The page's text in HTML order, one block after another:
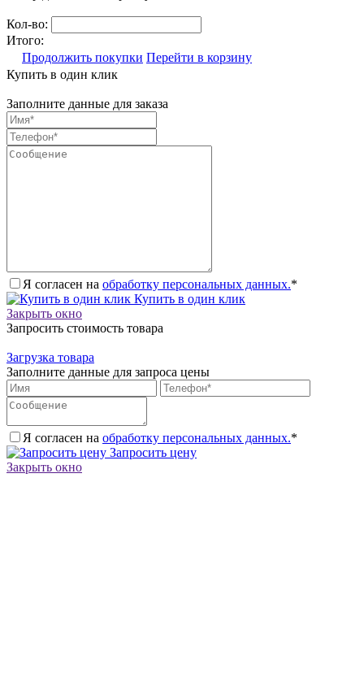
Кол-во:
Итого:
Продолжить покупки Перейти в корзину
Купить в один клик
Заполните данные для заказа
Я согласен на обработку персональных данных.*
Купить в один клик
Закрыть окно
Запросить стоимость товара
Загрузка товара
Заполните данные для запроса цены
Я согласен на обработку персональных данных.*
Запросить цену
Закрыть окно